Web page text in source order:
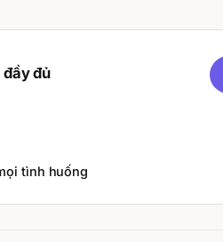
đủ
tình huống